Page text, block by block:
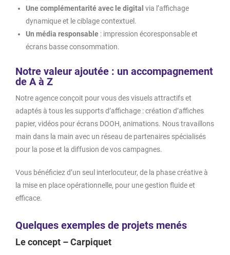
Une complémentarité avec le digital via l’affichage
dynamique et le ciblage contextuel.
Un média responsable : impression écoresponsable et
écrans basse consommation.
Notre valeur ajoutée : un accompagnement
de A à Z
Notre agence conçoit pour vous des visuels attractifs et
adaptés à tous les supports d’affichage : création d’affiches
papier, vidéos pour écrans DOOH, animations. Nous travaillons
main dans la main avec un réseau de partenaires spécialisés
pour la pose et la diffusion de vos campagnes.
Vous bénéficiez d’un seul interlocuteur, de la phase créative à
la mise en place opérationnelle, pour une gestion fluide et
efficace.
Quelques exemples de projets menés
Le concept – Carpiquet